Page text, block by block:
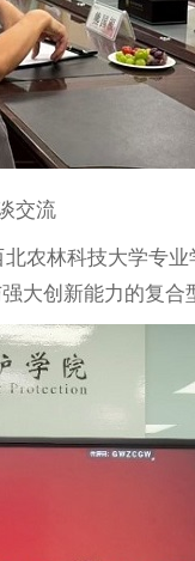
交流
农林科技大学专
大创新能力的复合